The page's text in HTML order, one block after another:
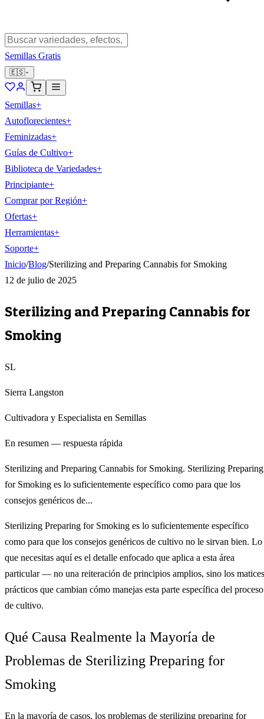
Semillas Gratis
🇪🇸
Semillas+
Autoflorecientes+
Feminizadas+
Guías de Cultivo+
Biblioteca de Variedades+
Principiante+
Comprar por Región+
Ofertas+
Herramientas+
Soporte+
Inicio/Blog/Sterilizing and Preparing Cannabis for Smoking
12 de julio de 2025
Sterilizing and Preparing Cannabis for
Smoking
SL
Sierra Langston
Cultivadora y Especialista en Semillas
En resumen — respuesta rápida
Sterilizing and Preparing Cannabis for Smoking. Sterilizing Preparing
for Smoking es lo suficientemente específico como para que los
consejos genéricos de...
Sterilizing Preparing for Smoking es lo suficientemente específico
como para que los consejos genéricos de cultivo no le sirvan bien. Lo
que necesitas aquí es el detalle enfocado que aplica a esta área
particular — no una reiteración de principios amplios, sino los matices
prácticos que cambian cómo manejas esta parte específica del proceso
de cultivo.
Qué Causa Realmente la Mayoría de
Problemas de Sterilizing Preparing for
Smoking
En la mayoría de casos, los problemas de sterilizing preparing for